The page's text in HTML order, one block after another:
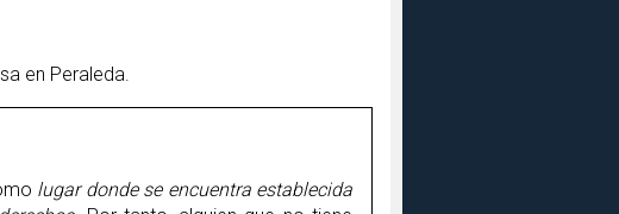
en Peraleda.
lugar donde se encuentra establecida